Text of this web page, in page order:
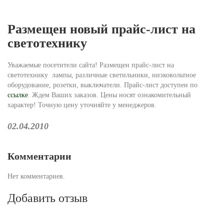
Размещен новый прайс-лист на
светотехнику
Уважаемые посетители сайта! Размещен прайс-лист на
светотехнику лампы, различные светильники, низковольтное
оборудование, розетки, выключатели. Прайс-лист доступен по
ссылке. Ждем Ваших заказов. Цены носят ознакомительный
характер! Точную цену уточняйте у менеджеров.
02.04.2010
Комментарии
Нет комментариев.
Добавить отзыв